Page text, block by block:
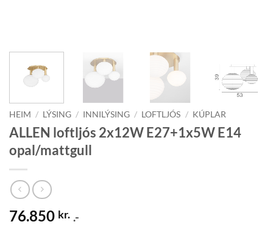
HEIM / LÝSING / INNILÝSING / LOFTLJÓS / KÚPLAR
ALLEN loftljós 2x12W E27+1x5W E14
opal/mattgull
76.850 kr. .-